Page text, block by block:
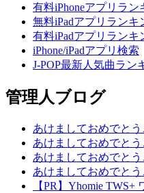
有料iPhoneアプリラン
無料iPadアプリランキ
有料iPadアプリランキ
iPhone/iPadアプリ検索
J-POP最新人気曲ラン
管理人ブログ
あけましておめでと
あけましておめでと
あけましておめでと
あけましておめでと
【PR】Yhomie TWS+